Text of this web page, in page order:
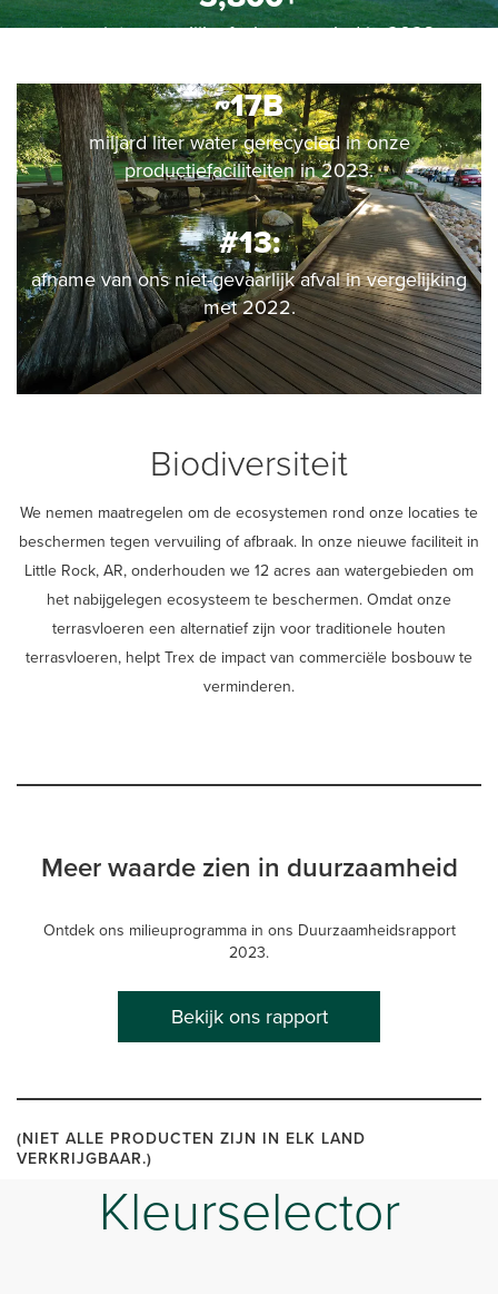
ton niet-gevaarlijk afval gerecycled in 2023.
~17B
miljard liter water gerecycled in onze
productiefaciliteiten in 2023.
#13:
afname van ons niet-gevaarlijk afval in vergelijking
met 2022.
Biodiversiteit
We nemen maatregelen om de ecosystemen rond onze locaties te
beschermen tegen vervuiling of afbraak. In onze nieuwe faciliteit in
Little Rock, AR, onderhouden we 12 acres aan watergebieden om
het nabijgelegen ecosysteem te beschermen. Omdat onze
terrasvloeren een alternatief zijn voor traditionele houten
terrasvloeren, helpt Trex de impact van commerciële bosbouw te
verminderen.
Meer waarde zien in duurzaamheid
Ontdek ons milieuprogramma in ons Duurzaamheidsrapport
2023.
Bekijk ons rapport
(NIET ALLE PRODUCTEN ZIJN IN ELK LAND
VERKRIJGBAAR.)
Kleurselector